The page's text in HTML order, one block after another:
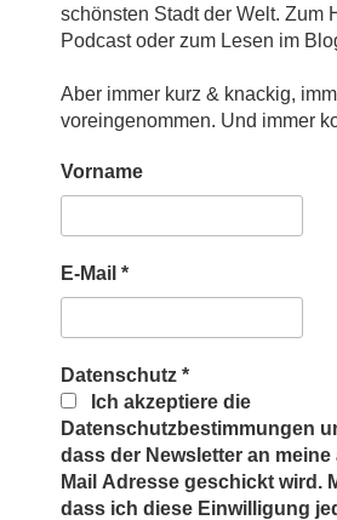
schönsten Stadt der Welt. Zum
Podcast oder zum Lesen im
Aber immer kurz & knackig,
voreingenommen. Und immer
Vorname
E-Mail *
Datenschutz *
Ich akzeptiere die
Datenschutzbestimmungen
dass der Newsletter an meine
Mail Adresse geschickt wird.
dass ich diese Einwilligung